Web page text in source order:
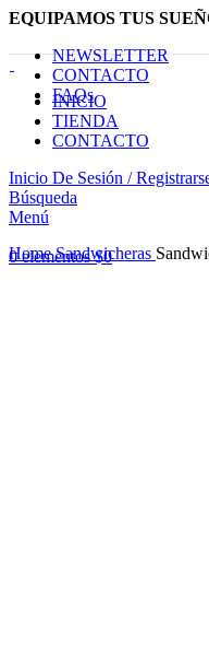
EQUIPAMOS TUS
NEWSLETTER
CONTACTO
FAQs
INICIO
TIENDA
CONTACTO
Inicio De Sesión /
Búsqueda
Menú
0elementos $0
HomeSandwicheras